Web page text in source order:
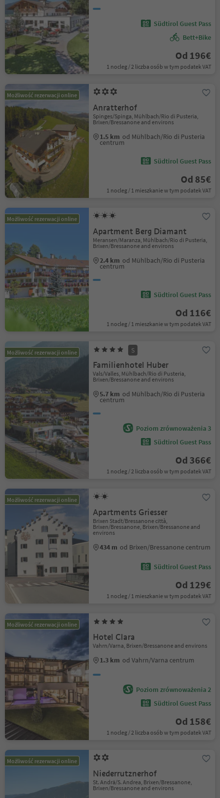
Südtirol Guest Pass
Bett+Bike
Od 196€
1 nocleg / 2 liczba osób w tym podatek VAT
Możliwość rezerwacji online
Anratterhof
Spinges/Spinga, Mühlbach/Rio di Pusteria,
Brixen/Bressanone and environs
1.5 km od Mühlbach/Rio di Pusteria
centrum
Südtirol Guest Pass
Od 85€
1 nocleg / 1 mieszkanie w tym podatek VAT
Możliwość rezerwacji online
Apartment Berg Diamant
Meransen/Maranza, Mühlbach/Rio di Pusteria,
Brixen/Bressanone and environs
2.4 km od Mühlbach/Rio di Pusteria
centrum
Südtirol Guest Pass
Od 116€
1 nocleg / 1 mieszkanie w tym podatek VAT
Możliwość rezerwacji online S
Familienhotel Huber
Vals/Valles, Mühlbach/Rio di Pusteria,
Brixen/Bressanone and environs
5.7 km od Mühlbach/Rio di Pusteria
centrum
Poziom zrównoważenia 3
Südtirol Guest Pass
Od 366€
1 nocleg / 2 liczba osób w tym podatek VAT
Możliwość rezerwacji online
Apartments Griesser
Brixen Stadt/Bressanone città,
Brixen/Bressanone, Brixen/Bressanone and
environs
434 m od Brixen/Bressanone centrum
Südtirol Guest Pass
Od 129€
1 nocleg / 1 mieszkanie w tym podatek VAT
Możliwość rezerwacji online
Hotel Clara
Vahrn/Varna, Brixen/Bressanone and environs
1.3 km od Vahrn/Varna centrum
Poziom zrównoważenia 2
Südtirol Guest Pass
Od 158€
1 nocleg / 2 liczba osób w tym podatek VAT
Możliwość rezerwacji online
Niederrutznerhof
St. Andrä/S. Andrea, Brixen/Bressanone,
Brixen/Bressanone and environs